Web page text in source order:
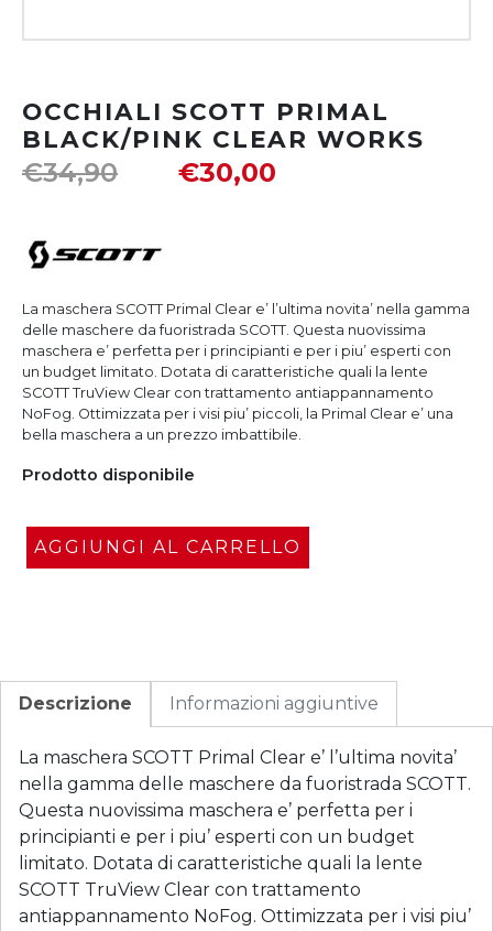
OCCHIALI SCOTT PRIMAL
BLACK/PINK CLEAR WORKS
€34,90 €30,00
La maschera SCOTT Primal Clear e’ l’ultima novita’ nella gamma
delle maschere da fuoristrada SCOTT. Questa nuovissima
maschera e’ perfetta per i principianti e per i piu’ esperti con
un budget limitato. Dotata di caratteristiche quali la lente
SCOTT TruView Clear con trattamento antiappannamento
NoFog. Ottimizzata per i visi piu’ piccoli, la Primal Clear e’ una
bella maschera a un prezzo imbattibile.
Prodotto disponibile
AGGIUNGI AL CARRELLO
Descrizione Informazioni aggiuntive
La maschera SCOTT Primal Clear e’ l’ultima novita’
nella gamma delle maschere da fuoristrada SCOTT.
Questa nuovissima maschera e’ perfetta per i
principianti e per i piu’ esperti con un budget
limitato. Dotata di caratteristiche quali la lente
SCOTT TruView Clear con trattamento
antiappannamento NoFog. Ottimizzata per i visi piu’